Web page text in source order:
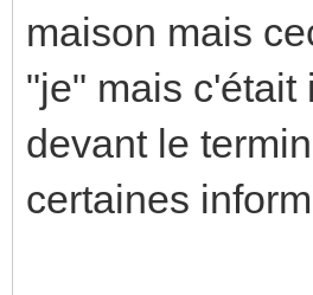
maison mais
"je" mais c'était
devant le
certaines